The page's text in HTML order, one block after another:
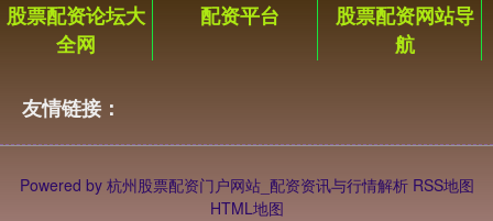
股票配资论坛大
全网
配资平台
股票配资网站导
航
友情链接：
Powered by 杭州股票配资门户网站_配资资讯与行情解析 RSS地图
HTML地图